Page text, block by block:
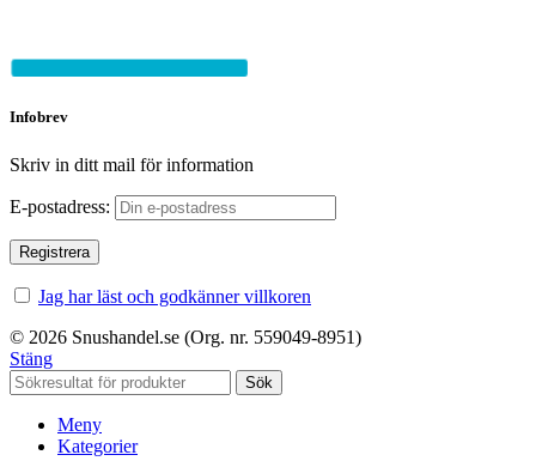
Infobrev
Skriv in ditt mail för information
E-postadress:
Jag har läst och godkänner villkoren
© 2026 Snushandel.se (Org. nr. 559049-8951)
Stäng
Sök
Meny
Kategorier